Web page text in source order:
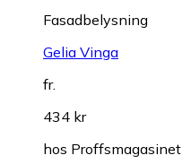
Fasadbelysning
Gelia Vinga
fr.
434 kr
hos Proffsmagasinet